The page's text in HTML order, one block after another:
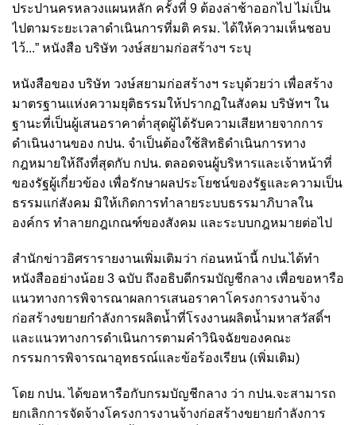
ประปานครหลวงแผนหลัก ครั้งที่ 9 ต้องล่าช้าออกไป ไม่เป็น
ไปตามระยะเวลาดำเนินการที่มติ ครม. ได้ให้ความเห็นชอบ
ไว้...” หนังสือ บริษัท วงษ์สยามก่อสร้างฯ ระบุ
หนังสือของ บริษัท วงษ์สยามก่อสร้างฯ ระบุด้วยว่า เพื่อสร้าง
มาตรฐานแห่งความยุติธรรมให้ปรากฏในสังคม บริษัทฯ ใน
ฐานะที่เป็นผู้เสนอราคาต่ำสุดผู้ได้รับความเสียหายจากการ
ดำเนินงานของ กปน. จำเป็นต้องใช้สิทธิดำเนินการทาง
กฎหมายให้ถึงที่สุดกับ กปน. ตลอดจนผู้บริหารและเจ้าหน้าที่
ของรัฐผู้เกี่ยวข้อง เพื่อรักษาผลประโยชน์ของรัฐและความเป็น
ธรรมแก่สังคม มิให้เกิดการทำลายระบบธรรมาภิบาลใน
องค์กร ทำลายกฎเกณฑ์ของสังคม และระบบกฎหมายต่อไป
สำนักข่าวอิศรารายงานเพิ่มเติมว่า ก่อนหน้านี้ กปน.ได้ทำ
หนังสืออย่างน้อย 3 ฉบับ ถึงอธิบดีกรมบัญชีกลาง เพื่อขอหารือ
แนวทางการพิจารณาผลการเสนอราคาโครงการงานจ้าง
ก่อสร้างขยายกำลังการผลิตน้ำที่โรงงานผลิตน้ำมหาสวัสดิ์ฯ
และแนวทางการดำเนินการตามคำวินิจฉัยของคณะ
กรรมการพิจารณาอุทธรณ์และข้อร้องเรียน (เพิ่มเติม)
โดย กปน. ได้ขอหารือกับกรมบัญชีกลาง ว่า กปน.จะสามารถ
ยกเลิกการจัดจ้างโครงการงานจ้างก่อสร้างขยายกำลังการ